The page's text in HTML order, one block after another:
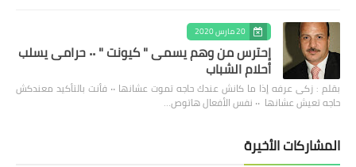
20 مارس 2020
إحترس من وهم يسمى " كيونت " ٠٠ حرامى يسلب
أحلام الشباب
بقلم : زكى عرفه ‎إذا ما كانش عندك حاجه تموت عشانها ٠٠ فأنت بالتأكيد معندكش
حاجه تعيش عشانها ٠٠ نفس الأفعال هاتوص…
المشاركات الأخيرة